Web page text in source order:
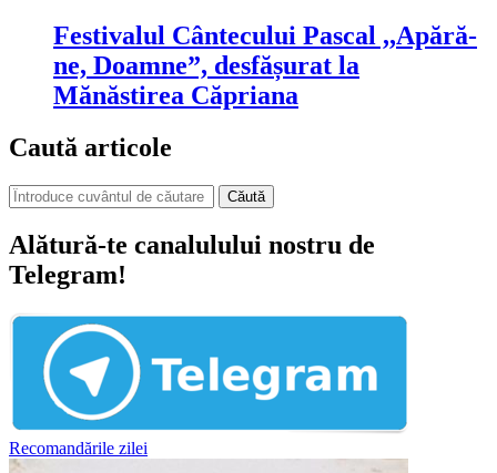
Festivalul Cântecului Pascal ,,Apără-
ne, Doamne”, desfășurat la
Mănăstirea Căpriana
Caută articole
Căută
Alătură-te canalulului nostru de
Telegram!
Recomandările zilei